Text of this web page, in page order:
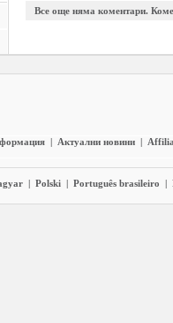
Все още няма коментари.
| Актуални новини |
| Polski | Português brasileiro |